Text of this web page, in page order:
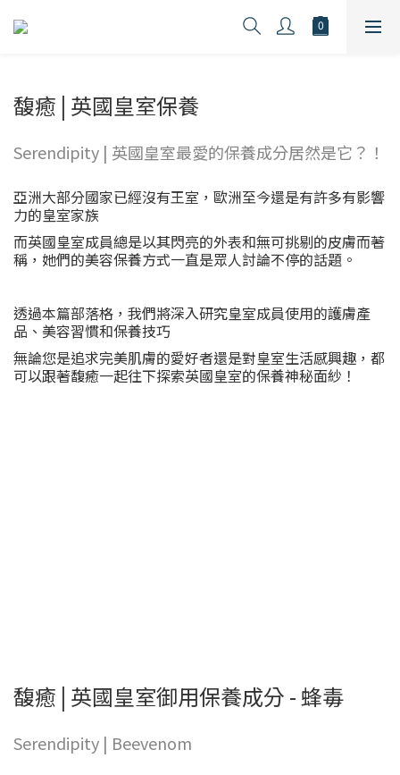
馥癒 | 英國皇室保養
Serendipity | 英國皇室最愛的保養成分居然是它？！
亞洲大部分國家已經沒有王室，歐洲至今還是有許多有影響
力的皇室家族
而英國皇室成員總是以其閃亮的外表和無可挑剔的皮膚而著
稱，她們的美容保養方式一直是眾人討論不停的話題。
透過本篇部落格，我們將深入研究皇室成員使用的護膚產
品、美容習慣和保養技巧
無論您是追求完美肌膚的愛好者還是對皇室生活感興趣，都
可以跟著馥癒一起往下探索英國皇室的保養神秘面紗！
馥癒 | 英國皇室御用保養成分 - 蜂毒
Serendipity | Beevenom